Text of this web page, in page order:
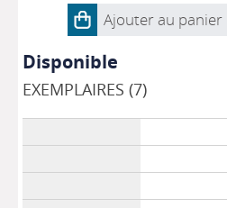
Ajouter au panier
Disponible
EXEMPLAIRES (7)